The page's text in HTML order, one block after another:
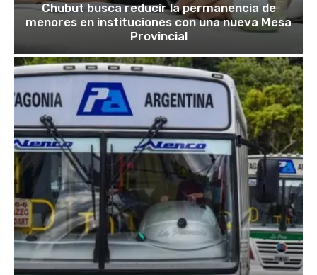
Chubut busca reducir la permanencia de
menores en instituciones con una nueva Mesa
Provincial